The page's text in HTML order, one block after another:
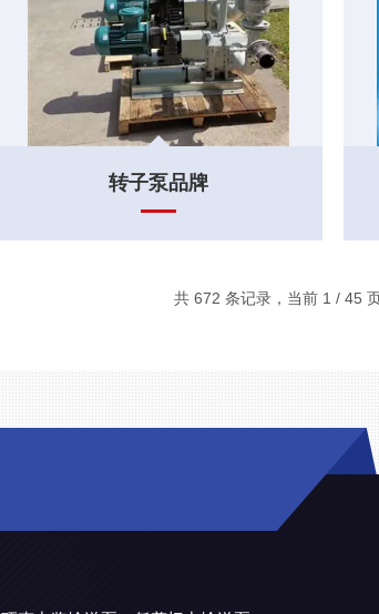
转子泵品牌
共 672 条记录，当前 1 / 45